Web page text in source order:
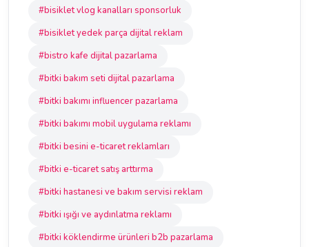
#bisiklet vlog kanalları sponsorluk
#bisiklet yedek parça dijital reklam
#bistro kafe dijital pazarlama
#bitki bakım seti dijital pazarlama
#bitki bakımı influencer pazarlama
#bitki bakımı mobil uygulama reklamı
#bitki besini e-ticaret reklamları
#bitki e-ticaret satış arttırma
#bitki hastanesi ve bakım servisi reklam
#bitki ışığı ve aydınlatma reklamı
#bitki köklendirme ürünleri b2b pazarlama